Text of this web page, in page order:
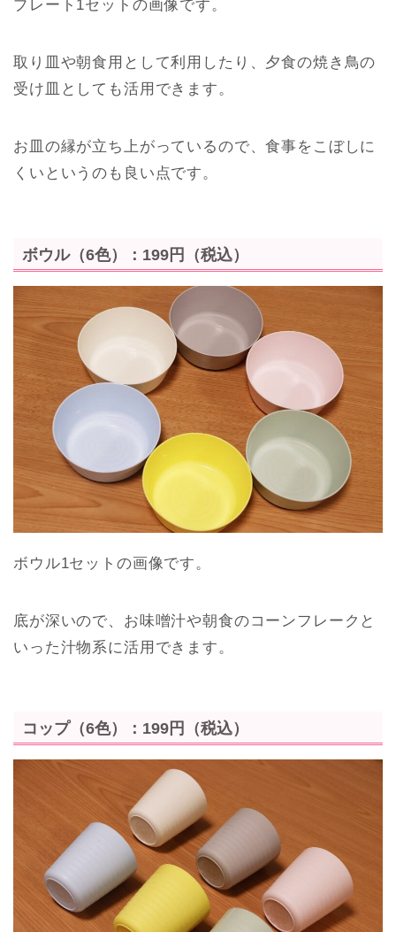
プレート1セットの画像です。
取り皿や朝食用として利用したり、夕食の焼き鳥の
受け皿としても活用できます。
お皿の縁が立ち上がっているので、食事をこぼしに
くいというのも良い点です。
ボウル（6色）：199円（税込）
ボウル1セットの画像です。
底が深いので、お味噌汁や朝食のコーンフレークと
いった汁物系に活用できます。
コップ（6色）：199円（税込）